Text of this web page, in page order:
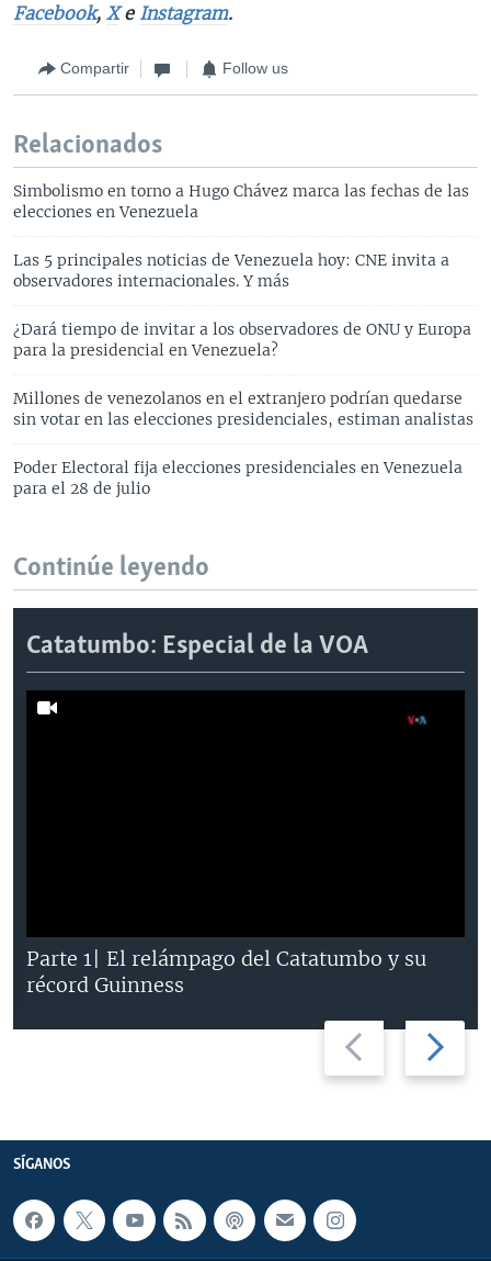
Facebook, Xe Instagram.
Compartir Follow us
Relacionados
Simbolismo en torno a Hugo Chávez marca las fechas de las
elecciones en Venezuela
Las 5 principales noticias de Venezuela hoy: CNE invita a
observadores internacionales. Y más
¿Dará tiempo de invitar a los observadores de ONU y Europa
para la presidencial en Venezuela?
Millones de venezolanos en el extranjero podrían quedarse
sin votar en las elecciones presidenciales, estiman analistas
Poder Electoral fija elecciones presidenciales en Venezuela
para el 28 de julio
Continúe leyendo
Catatumbo: Especial de la VOA
Previous
slide
Next
slide
Parte 1| El relámpago del Catatumbo y su
récord Guinness
SÍGANOS